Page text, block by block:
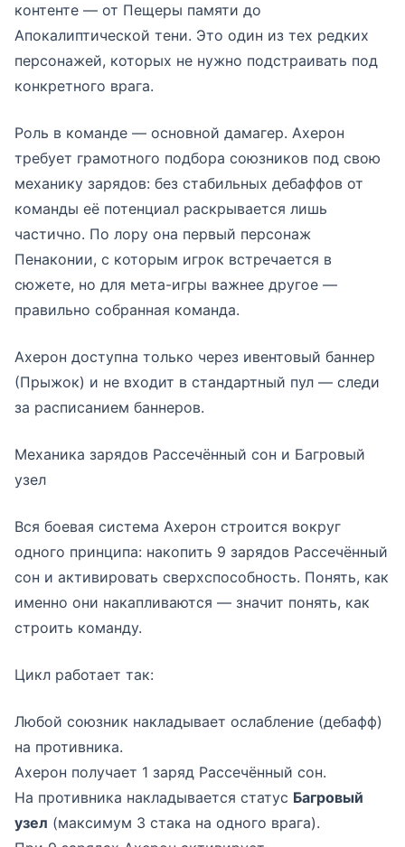
контенте — от Пещеры памяти до
Апокалиптической тени. Это один из тех редких
персонажей, которых не нужно подстраивать под
конкретного врага.
Роль в команде — основной дамагер. Ахерон
требует грамотного подбора союзников под свою
механику зарядов: без стабильных дебаффов от
команды её потенциал раскрывается лишь
частично. По лору она первый персонаж
Пенаконии, с которым игрок встречается в
сюжете, но для мета-игры важнее другое —
правильно собранная команда.
Ахерон доступна только через ивентовый баннер
(Прыжок) и не входит в стандартный пул — следи
за расписанием баннеров.
Механика зарядов Рассечённый сон и Багровый
узел
Вся боевая система Ахерон строится вокруг
одного принципа: накопить 9 зарядов Рассечённый
сон и активировать сверхспособность. Понять, как
именно они накапливаются — значит понять, как
строить команду.
Цикл работает так:
Любой союзник накладывает ослабление (дебафф)
на противника.
Ахерон получает 1 заряд Рассечённый сон.
На противника накладывается статус Багровый
узел (максимум 3 стака на одного врага).